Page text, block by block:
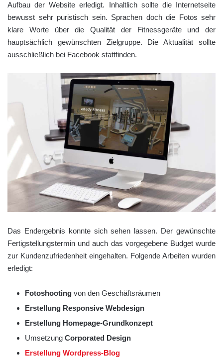
Aufbau der Website erledigt. Inhaltlich sollte die Internetseite
bewusst sehr puristisch sein. Sprachen doch die Fotos sehr
klare Worte über die Qualität der Fitnessgeräte und der
hauptsächlich gewünschten Zielgruppe. Die Aktualität sollte
ausschließlich bei Facebook stattfinden.
Das Endergebnis konnte sich sehen lassen. Der gewünschte
Fertigstellungstermin und auch das vorgegebene Budget wurde
zur Kundenzufriedenheit eingehalten. Folgende Arbeiten wurden
erledigt:
Fotoshooting von den Geschäftsräumen
Erstellung Responsive Webdesign
Erstellung Homepage-Grundkonzept
Umsetzung Corporated Design
Erstellung Wordpress-Blog